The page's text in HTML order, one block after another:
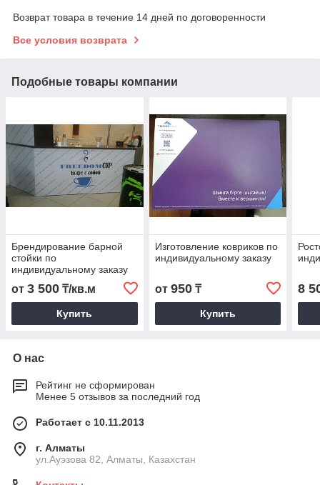
Возврат товара в течение 14 дней по договоренности
Все условия возврата
Подобные товары компании
Брендирование барной
стойки по
индивидуальному заказу
от 3 500 ₸/кв.м
Купить
Изготовление ковриков по
индивидуальному заказу
от 950₸
Купить
8
О нас
Рейтинг не сформирован
Менее 5 отзывов за последний год
Работает с 10.11.2013
г. Алматы
ул.Ауэзова 82, Алматы, Казахстан